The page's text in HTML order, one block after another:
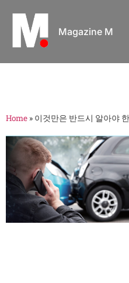
Magazine M
Home » 이것만은 반드시 알아야